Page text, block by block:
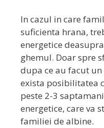
In cazul in care
suficienta hrana,
energetice
ghemul. Doar spre
dupa ce au facut
exista posibilitatea
peste 2-3
energetice, care va
familiei de albine.